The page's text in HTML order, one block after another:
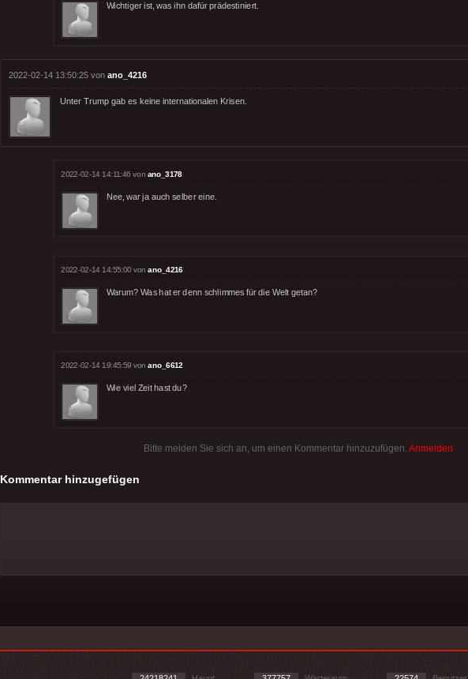
Wichtiger ist, was ihn dafür prädestiniert.
2022-02-14 13:50:25 von ano_4216
Unter Trump gab es keine internationalen Krisen.
2022-02-14 14:11:46 von ano_3178
Nee, war ja auch selber eine.
2022-02-14 14:55:00 vonano_4216
Warum? Was hat er denn schlimmes für die Welt getan?
2022-02-14 19:45:59 vonano_6612
Wie viel Zeit hast du?
Bitte melden Sie sich an, um einen Kommentar hinzuzufügen. Anmelden
Kommentar hinzugefügen